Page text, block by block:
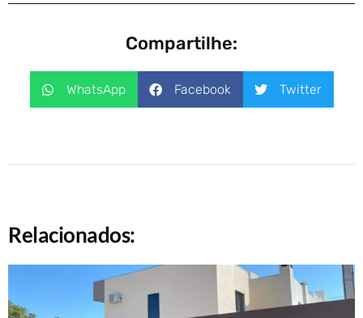
Compartilhe:
WhatsApp Facebook Twitter
Relacionados: